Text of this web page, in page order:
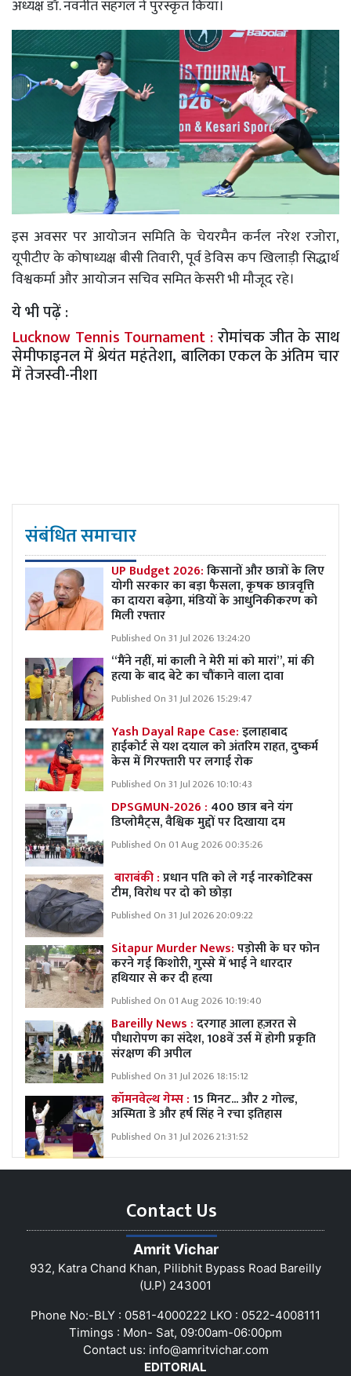
अध्यक्ष डॉ. नवनीत सहगल ने पुरस्कृत किया।
इस अवसर पर आयोजन समिति के चेयरमैन कर्नल नरेश रजोरा,
यूपीटीए के कोषाध्यक्ष बीसी तिवारी, पूर्व डेविस कप खिलाड़ी सिद्धार्थ
विश्वकर्मा और आयोजन सचिव समित केसरी भी मौजूद रहे।
ये भी पढ़ें :
Lucknow Tennis Tournament :रोमांचक जीत के साथ
सेमीफाइनल में श्रेयंत महंतेशा, बालिका एकल के अंतिम चार
में तेजस्वी-नीशा
संबंधित समाचार
UP Budget 2026:किसानों और छात्रों के लिए
योगी सरकार का बड़ा फैसला, कृषक छात्रवृत्ति
का दायरा बढ़ेगा, मंडियों के आधुनिकीकरण को
मिली रफ्तार
Published On 31 Jul 2026 13:24:20
“मैंने नहीं, मां काली ने मेरी मां को मारां”, मां की
हत्या के बाद बेटे का चौंकाने वाला दावा
Published On 31 Jul 2026 15:29:47
Yash Dayal Rape Case:इलाहाबाद
हाईकोर्ट से यश दयाल को अंतरिम राहत, दुष्कर्म
केस में गिरफ्तारी पर लगाई रोक
Published On 31 Jul 2026 10:10:43
DPSGMUN-2026 : 400 छात्र बने यंग
डिप्लोमैट्स, वैश्विक मुद्दों पर दिखाया दम
Published On 01 Aug 2026 00:35:26
बाराबंकी :प्रधान पति को ले गई नारकोटिक्स
टीम, विरोध पर दो को छोड़ा
Published On 31 Jul 2026 20:09:22
Sitapur Murder News:पड़ोसी के घर फोन
करने गई किशोरी, गुस्से में भाई ने धारदार
हथियार से कर दी हत्या
Published On 01 Aug 2026 10:19:40
Bareilly News :दरगाह आला हज़रत से
पौधारोपण का संदेश, 108वें उर्स में होगी प्रकृति
संरक्षण की अपील
Published On 31 Jul 2026 18:15:12
कॉमनवेल्थ गेम्स :15 मिनट... और 2 गोल्ड,
अस्मिता डे और हर्ष सिंह ने रचा इतिहास
Published On 31 Jul 2026 21:31:52
Contact Us
Amrit Vichar
932, Katra Chand Khan, Pilibhit Bypass Road Bareilly
(U.P) 243001
Phone No:-BLY : 0581-4000222 LKO : 0522-4008111
Timings : Mon- Sat, 09:00am-06:00pm
Contact us: info@amritvichar.com
EDITORIAL